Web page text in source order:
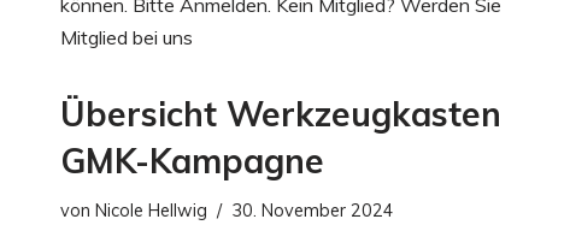
Mitglied bei uns
Übersicht Werkzeugkasten
GMK-Kampagne
von Nicole Hellwig 30. November 2024